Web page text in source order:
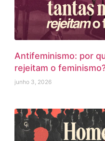
Antifeminismo: por
rejeitam o
junho 3, 2026